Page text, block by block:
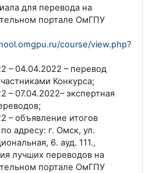
для перевода на
портале ОмГПУ
course/view.php?
– 04.04.2022 – перевод
Конкурса;
– 07.04.2022– экспертная
– объявление итогов
адресу: г. Омск, ул.
6. ауд. 111.,
лучших переводов на
портале ОмГПУ